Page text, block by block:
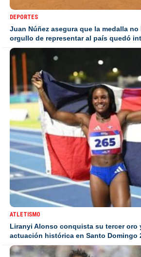
DEPORTES
Juan Núñez asegura que la medalla no
orgullo de representar al país quedó
ATLETISMO
Liranyi Alonso conquista su tercer oro
actuación histórica en Santo Domingo